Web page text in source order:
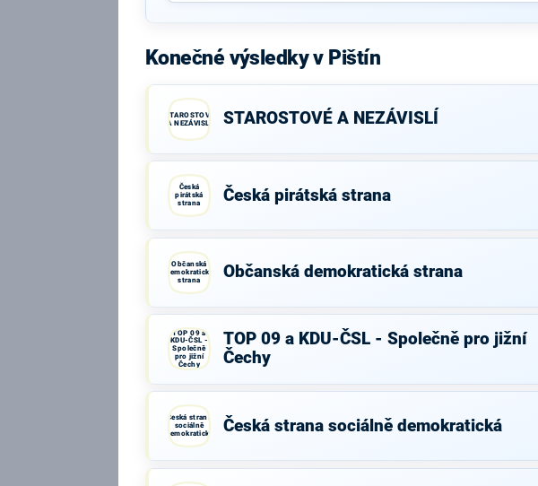
Konečné výsledky v Pištín
STAROSTOVÉ
A NEZÁVISLÍ
STAROSTOVÉ A NEZÁVISLÍ
Česká
pirátská
strana
Česká pirátská strana
Občanská
demokratická
strana
Občanská demokratická strana
TOP 09 a
KDU-ČSL -
Společně
pro jižní
Čechy
TOP 09 a KDU-ČSL - Společně pro jižní
Čechy
Česká strana
sociálně
demokratická
Česká strana sociálně demokratická